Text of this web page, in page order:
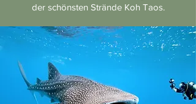
der schönsten Strände Koh Taos.